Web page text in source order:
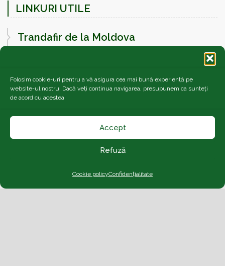
Folosim cookie-uri pentru a vă asigura cea mai bună experiență pe
website-ul nostru. Dacă veți continua navigarea, presupunem ca sunteți
de acord cu acestea
Accept
Refuză
Cookie policyConfidențialitate
LINKURI UTILE
Trandafir de la Moldova
Parcuri Verzi SRL
Quasar-Club de robotica
Prima pagină Alexandru Ioan Cuza Așezare
Carte de